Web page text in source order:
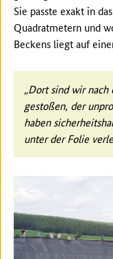
Sie passte exakt in
Quadratmetern und
Beckens liegt auf
„Dort sind wir
gestoßen, der
haben
unter der Folie